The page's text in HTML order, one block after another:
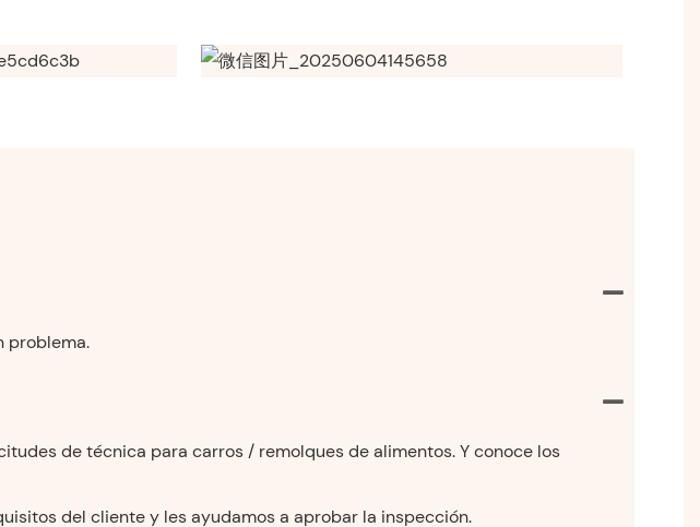
problema.
de técnica para carros / remolques de alimentos. Y conoce los
del cliente y les ayudamos a aprobar la inspección.